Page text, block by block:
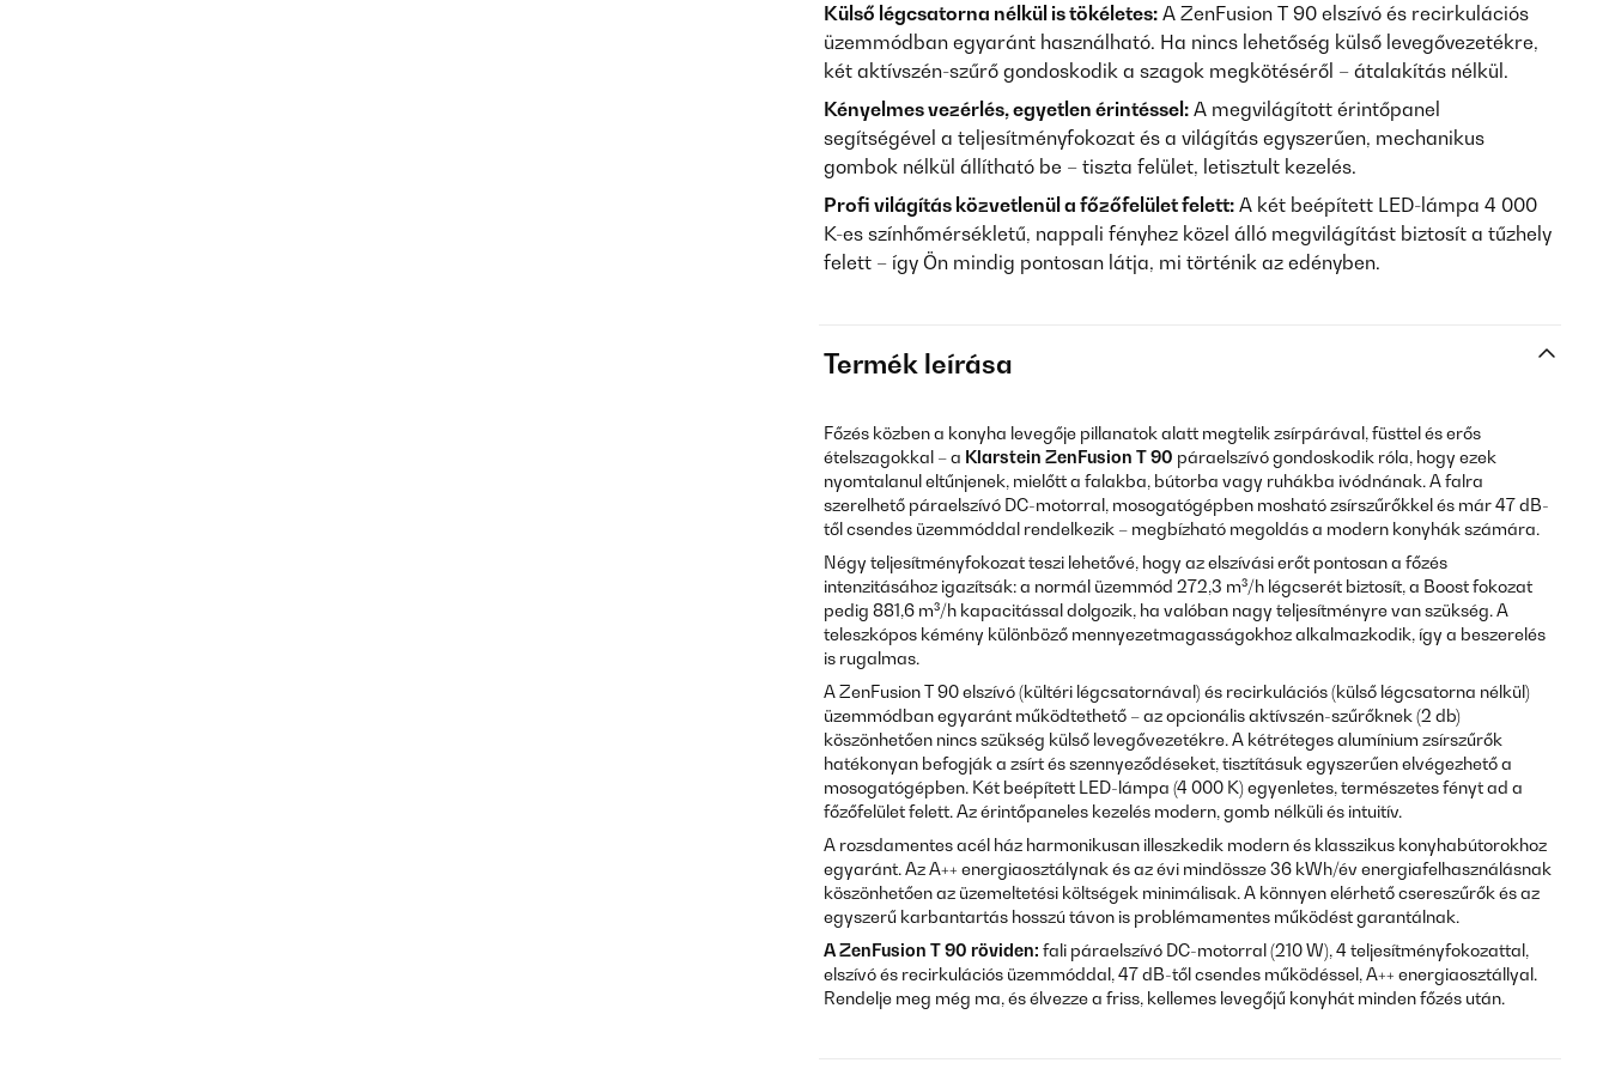
Külső légcsatorna nélkül is tökéletes: A ZenFusion T 90 elszívó és recirkulációs
üzemmódban egyaránt használható. Ha nincs lehetőség külső levegővezetékre,
két aktívszén-szűrő gondoskodik a szagok megkötéséről – átalakítás nélkül.
Kényelmes vezérlés, egyetlen érintéssel: A megvilágított érintőpanel
segítségével a teljesítményfokozat és a világítás egyszerűen, mechanikus
gombok nélkül állítható be – tiszta felület, letisztult kezelés.
Profi világítás közvetlenül a főzőfelület felett: A két beépített LED-lámpa 4 000
K-es színhőmérsékletű, nappali fényhez közel álló megvilágítást biztosít a tűzhely
felett – így Ön mindig pontosan látja, mi történik az edényben.
Termék leírása
Főzés közben a konyha levegője pillanatok alatt megtelik zsírpárával, füsttel és erős
ételszagokkal – a Klarstein ZenFusion T 90 páraelszívó gondoskodik róla, hogy ezek
nyomtalanul eltűnjenek, mielőtt a falakba, bútorba vagy ruhákba ivódnának. A falra
szerelhető páraelszívó DC-motorral, mosogatógépben mosható zsírszűrőkkel és már 47 dB-
től csendes üzemmóddal rendelkezik – megbízható megoldás a modern konyhák számára.
Négy teljesítményfokozat teszi lehetővé, hogy az elszívási erőt pontosan a főzés
intenzitásához igazítsák: a normál üzemmód 272,3 m³/h légcserét biztosít, a Boost fokozat
pedig 881,6 m³/h kapacitással dolgozik, ha valóban nagy teljesítményre van szükség. A
teleszkópos kémény különböző mennyezetmagasságokhoz alkalmazkodik, így a beszerelés
is rugalmas.
A ZenFusion T 90 elszívó (kültéri légcsatornával) és recirkulációs (külső légcsatorna nélkül)
üzemmódban egyaránt működtethető – az opcionális aktívszén-szűrőknek (2 db)
köszönhetően nincs szükség külső levegővezetékre. A kétréteges alumínium zsírszűrők
hatékonyan befogják a zsírt és szennyeződéseket, tisztításuk egyszerűen elvégezhető a
mosogatógépben. Két beépített LED-lámpa (4 000 K) egyenletes, természetes fényt ad a
főzőfelület felett. Az érintőpaneles kezelés modern, gomb nélküli és intuitív.
A rozsdamentes acél ház harmonikusan illeszkedik modern és klasszikus konyhabútorokhoz
egyaránt. Az A++ energiaosztálynak és az évi mindössze 36 kWh/év energiafelhasználásnak
köszönhetően az üzemeltetési költségek minimálisak. A könnyen elérhető csereszűrők és az
egyszerű karbantartás hosszú távon is problémamentes működést garantálnak.
A ZenFusion T 90 röviden: fali páraelszívó DC-motorral (210 W), 4 teljesítményfokozattal,
elszívó és recirkulációs üzemmóddal, 47 dB-től csendes működéssel, A++ energiaosztállyal.
Rendelje meg még ma, és élvezze a friss, kellemes levegőjű konyhát minden főzés után.